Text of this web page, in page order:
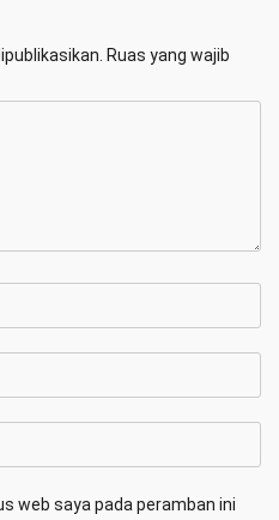
Ruas yang wajib
web saya pada peramban ini